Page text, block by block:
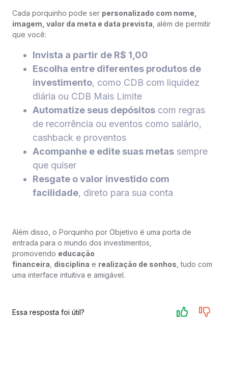
Cada porquinho pode ser personalizado com nome,
imagem, valor da meta e data prevista , além de permitir
que você:
Invista a partir de R$ 1,00
Escolha entre diferentes produtos de
investimento, como CDB com liquidez
diária ou CDB Mais Limite
Automatize seus depósitos com regras
de recorrência ou eventos como salário,
cashback e proventos
Acompanhe e edite suas metas sempre
que quiser
Resgate o valor investido com
facilidade, direto para sua conta
Além disso, o Porquinho por Objetivo é uma porta de
entrada para o mundo dos investimentos,
promovendo educação
financeira disciplina e realização de sonhos , tudo com
uma interface intuitiva e amigável.
Essa resposta foi útil?